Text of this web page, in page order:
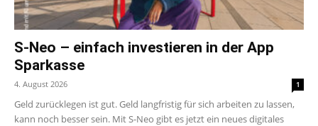
S-Neo – einfach investieren in der App
Sparkasse
4. August 2026 1
Geld zurücklegen ist gut. Geld langfristig für sich arbeiten zu lassen,
kann noch besser sein. Mit S-Neo gibt es jetzt ein neues digitales